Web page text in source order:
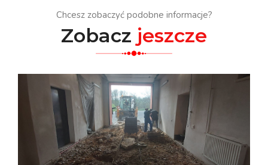
Chcesz zobaczyć podobne informacje?
Zobacz jeszcze